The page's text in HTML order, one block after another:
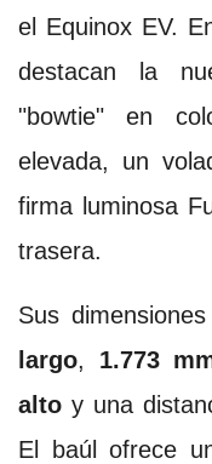
el Equinox EV.
destacan la
"bowtie" en
elevada, un
firma luminosa
trasera.
Sus
largo, 1.773
alto y una
El baúl ofrece